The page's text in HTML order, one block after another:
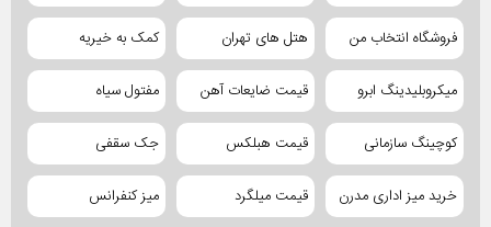
فروشگاه انتخاب من هتل های تهران کمک به خیریه
میکروبلیدینگ ابرو قیمت ضایعات آهن مفتول سیاه
کوچینگ سازمانی قیمت هبلکس جک سقفی
خرید میز اداری مدرن قیمت میلگرد میز کنفرانس